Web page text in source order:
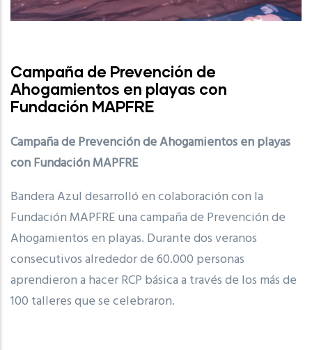
Campaña de Prevención de
Ahogamientos en playas con
Fundación MAPFRE
Campaña de Prevención de Ahogamientos en playas
con Fundación MAPFRE
Bandera Azul desarrolló en colaboración con la
Fundación MAPFRE una campaña de Prevención de
Ahogamientos en playas. Durante dos veranos
consecutivos alrededor de 60.000 personas
aprendieron a hacer RCP básica a través de los más de
100 talleres que se celebraron.